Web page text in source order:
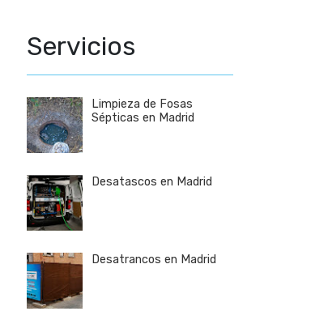
Servicios
Limpieza de Fosas
Sépticas en Madrid
Desatascos en Madrid
Desatrancos en Madrid